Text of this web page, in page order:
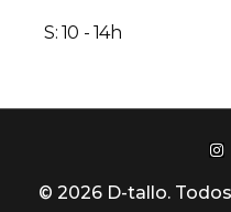
S: 10 - 14h
© 2026 D-tallo.